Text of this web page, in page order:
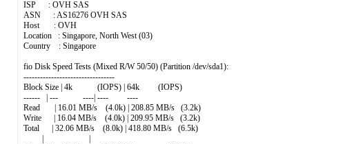
ISP : OVH SAS
ASN : AS16276 OVH SAS
Host : OVH
Location : Singapore, North West (03)
Country : Singapore
fio Disk Speed Tests (Mixed R/W 50/50) (Partition /dev/sda1):
---------------------------------
Block Size | 4k (IOPS) | 64k (IOPS)
------ | --- ----| ---- ----
Read | 16.01 MB/s (4.0k) | 208.85 MB/s (3.2k)
Write | 16.04 MB/s (4.0k) | 209.95 MB/s (3.2k)
Total | 32.06 MB/s (8.0k) | 418.80 MB/s (6.5k)